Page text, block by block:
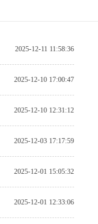
2025-12-11 11:58:36
2025-12-10 17:00:47
2025-12-10 12:31:12
2025-12-03 17:17:59
2025-12-01 15:05:32
2025-12-01 12:33:06